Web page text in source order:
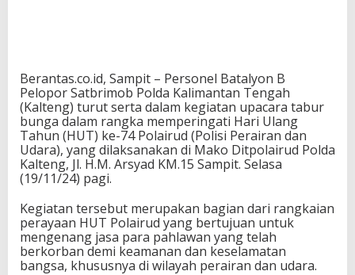
Berantas.co.id, Sampit – Personel Batalyon B
Pelopor Satbrimob Polda Kalimantan Tengah
(Kalteng) turut serta dalam kegiatan upacara tabur
bunga dalam rangka memperingati Hari Ulang
Tahun (HUT) ke-74 Polairud (Polisi Perairan dan
Udara), yang dilaksanakan di Mako Ditpolairud Polda
Kalteng, Jl. H.M. Arsyad KM.15 Sampit. Selasa
(19/11/24) pagi.
Kegiatan tersebut merupakan bagian dari rangkaian
perayaan HUT Polairud yang bertujuan untuk
mengenang jasa para pahlawan yang telah
berkorban demi keamanan dan keselamatan
bangsa, khususnya di wilayah perairan dan udara.